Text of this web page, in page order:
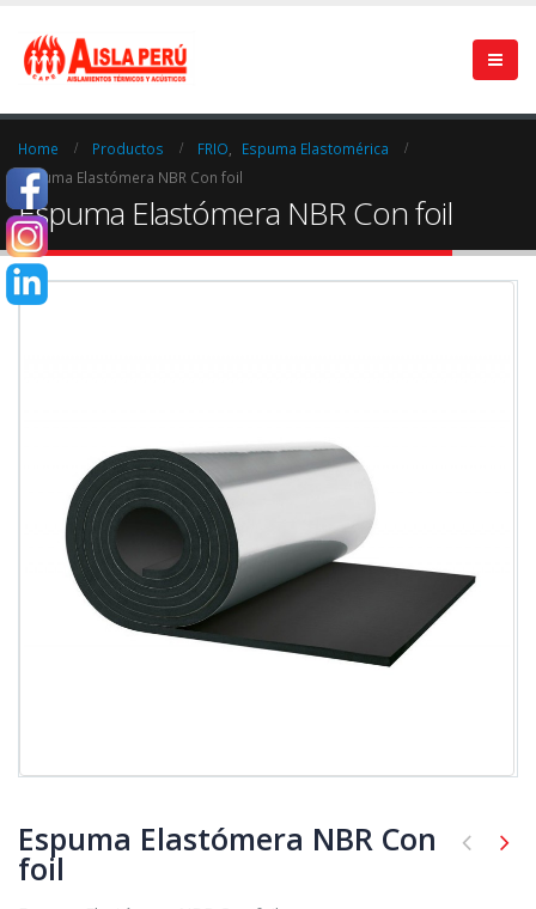
Home Productos FRIO
Espuma Elastomérica
Espuma Elastómera NBR Con foil
Espuma Elastómera NBR Con foil
Espuma Elastómera NBR Con
foil